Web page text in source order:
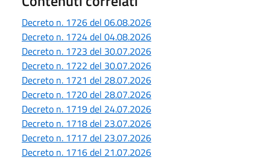
Decreto n. 1726 del 06.08.2026
Decreto n. 1724 del 04.08.2026
Decreto n. 1723 del 30.07.2026
Decreto n. 1722 del 30.07.2026
Decreto n. 1721 del 28.07.2026
Decreto n. 1720 del 28.07.2026
Decreto n. 1719 del 24.07.2026
Decreto n. 1718 del 23.07.2026
Decreto n. 1717 del 23.07.2026
Decreto n. 1716 del 21.07.2026